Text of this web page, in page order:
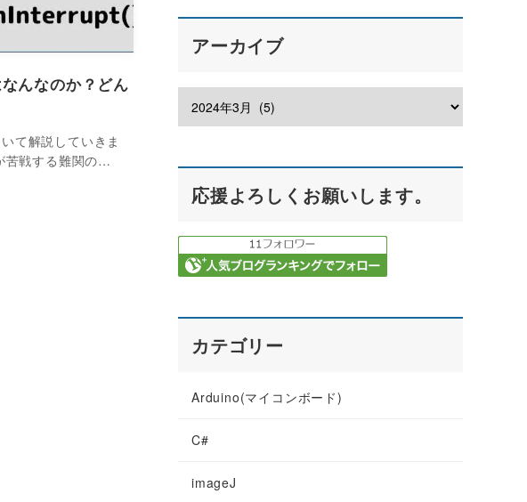
んなのか？どん
て解説していきま
苦戦する難関の…
アーカイブ
応援よろしくお願いします。
カテゴリー
Arduino(マイコンボード)
C#
imageJ